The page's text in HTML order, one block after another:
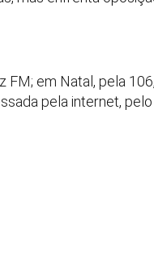
FM; em Natal, pela
pela internet, pelo